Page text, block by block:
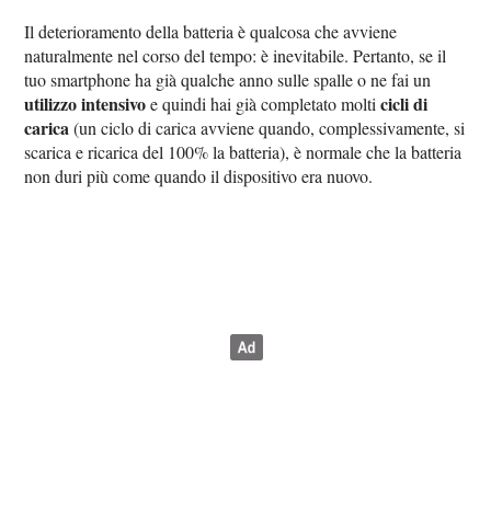
Il deterioramento della batteria è qualcosa che avviene
naturalmente nel corso del tempo: è inevitabile. Pertanto, se il
tuo smartphone ha già qualche anno sulle spalle o ne fai un
utilizzo intensivoe quindi hai già completato molticicli di
carica(un ciclo di carica avviene quando, complessivamente, si
scarica e ricarica del 100% la batteria), è normale che la batteria
non duri più come quando il dispositivo era nuovo.